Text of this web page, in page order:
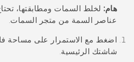
أجهزة HTC والملحقات
هام: لخلط السمات ومطابقتها،
عناصر السمة من متجر
السمات.
اضغط مع الاستمرار على مساحة
شاشتك
الرئيسية.